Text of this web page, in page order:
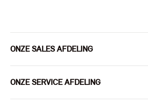
ONZE SALES AFDELING
ONZE SERVICE AFDELING